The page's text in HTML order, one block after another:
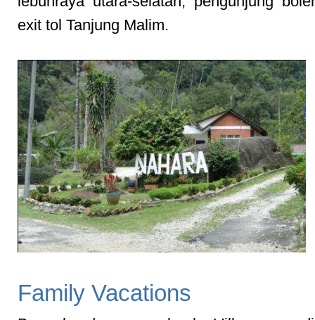
exit tol Tanjung Malim.
Family Vacations